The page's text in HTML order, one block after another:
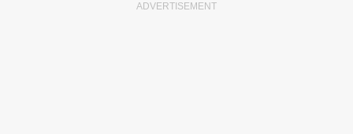
ADVERTISEMENT